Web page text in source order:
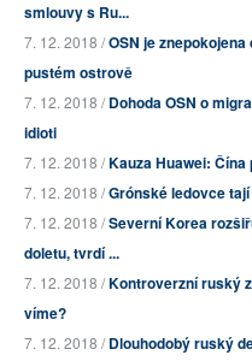
smlouvy s Ru...
7. 12. 2018 /OSN je
pustém ostrově
7. 12. 2018 /Dohoda OSN o
idioti
7. 12. 2018 /Kauza Huawei:
7. 12. 2018 /Grónské ledovce
7. 12. 2018 /Severní Korea
doletu, tvrdí ...
7. 12. 2018 /Kontroverzní ruský
víme?
7. 12. 2018 /Dlouhodobý ruský